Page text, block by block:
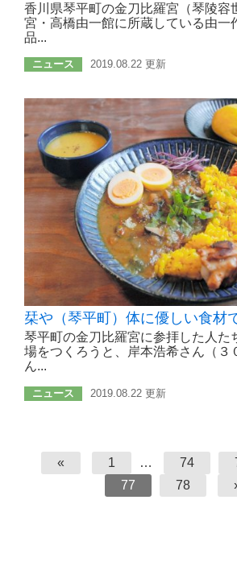
香川県琴平町の金刀比羅宮（琴陵容
宮・高橋由一館に所蔵している由一
品...
ニュース 2019.08.22 更新
栞や（琴平町）体に優しい食材
琴平町の金刀比羅宮に参拝した人た
場をつくろうと、岸本浩希さん（３
ん...
ニュース 2019.08.22 更新
« 1 … 74
77
78